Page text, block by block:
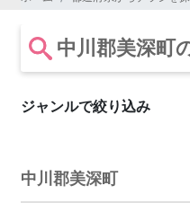
中川郡美深町
ジャンルで絞り込み
中川郡美深町